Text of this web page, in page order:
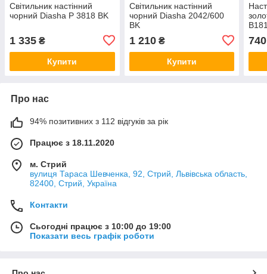
Світильник настінний
чорний Diasha P 3818 BK
1 335 ₴
Купити
Світильник настінний
чорний Diasha 2042/600
BK
1 210₴
Купити
740
Про нас
94% позитивних з 112 відгуків за рік
Працює з 18.11.2020
м. Стрий
вулиця Тараса Шевченка, 92, Стрий, Львівська область,
82400, Стрий, Україна
Контакти
Сьогодні працює з 10:00 до 19:00
Показати весь графік роботи